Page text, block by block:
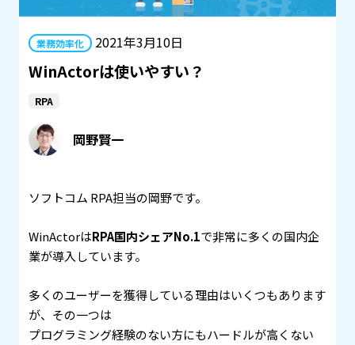
業務効率化 2021年3月10日
WinActorは使いやすい？
RPA
岡野賢一
ソフトコム RPA担当の岡野です。
WinActorはRPA国内シェアNo.1で非常に多くの国内企
業が導入しています。
多くのユーザーを獲得している理由はいくつもあります
が、その一つは
プログラミング経験のない方にもハードルが高くない